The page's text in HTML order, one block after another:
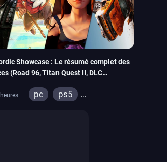
Showcase : Le résumé complet des
(Road 96, Titan Quest II, DLC
heures pc
ps5